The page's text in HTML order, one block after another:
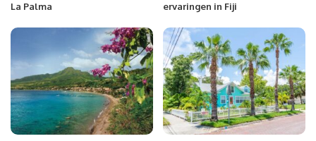
La Palma
ervaringen in Fiji